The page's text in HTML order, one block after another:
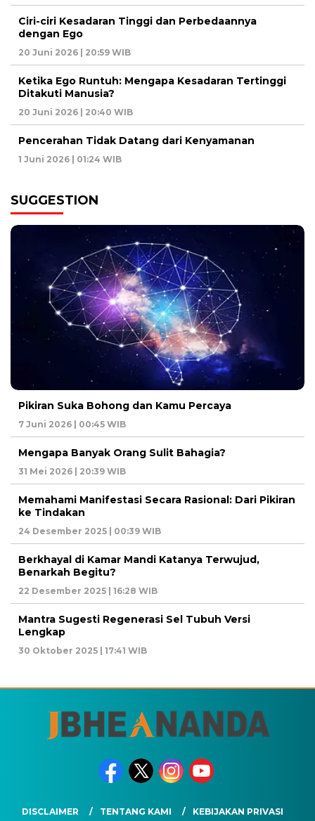
Ciri-ciri Kesadaran Tinggi dan Perbedaannya
dengan Ego
20 Juni 2026 | 20:59 WIB
Ketika Ego Runtuh: Mengapa Kesadaran Tertinggi
Ditakuti Manusia?
20 Juni 2026 | 20:40 WIB
Pencerahan Tidak Datang dari Kenyamanan
1 Juni 2026 | 01:24 WIB
SUGGESTION
Pikiran Suka Bohong dan Kamu Percaya
7 Juni 2026 | 00:45 WIB
Mengapa Banyak Orang Sulit Bahagia?
31 Mei 2026 | 20:39 WIB
Memahami Manifestasi Secara Rasional: Dari Pikiran
ke Tindakan
24 Desember 2025 | 00:39 WIB
Berkhayal di Kamar Mandi Katanya Terwujud,
Benarkah Begitu?
22 Desember 2025 | 16:28 WIB
Mantra Sugesti Regenerasi Sel Tubuh Versi
Lengkap
30 Oktober 2025 | 17:41 WIB
DISCLAIMER TENTANG KAMI KEBIJAKAN PRIVASI